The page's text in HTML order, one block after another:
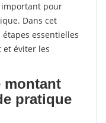
important pour
Dans cet
essentielles
éviter les
montant
pratique